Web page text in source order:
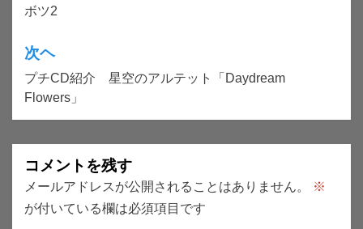
稿
ナ
ビ
ゲ
ー
シ
ョ
ン
ボツ2
次ヘ
プチCD紹介 星空のアルテット「Daydream
Flowers」
コメントを残す
メールアドレスが公開されることはありません。
※
が付いている欄は必須項目です